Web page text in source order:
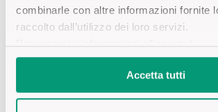
combinarle con altre informazioni fornite
raccolto dall’utilizzo dei loro servizi.
Per maggiori informazioniclicca qui.
Accetta tutti
Vini della Borgogna
Vini Bordeaux
Vedi tutti
Aggiungi
Scheda tecnica